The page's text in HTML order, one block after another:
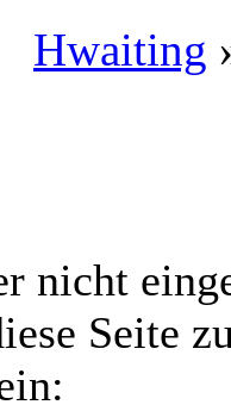
Hwaiting
nicht
Seite